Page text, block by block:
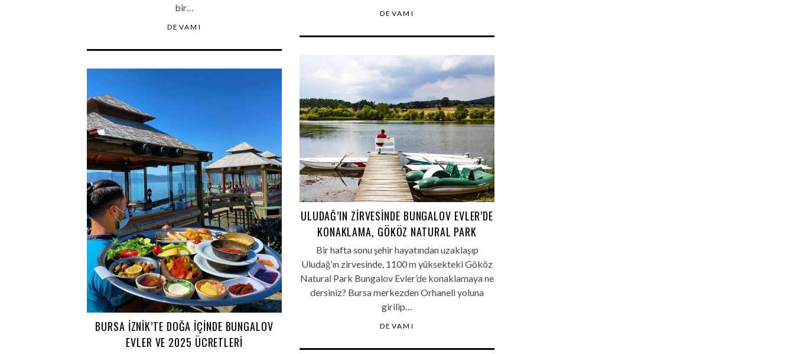
bir…
DEVAMI
DEVAMI
ULUDAĞ’IN ZIRVESINDE BUNGALOV EVLER’DE
KONAKLAMA, GÖKÖZ NATURAL PARK
Bir hafta sonu şehir hayatından uzaklaşıp
Uludağ’ın zirvesinde, 1100 m yüksekteki Gököz
Natural Park Bungalov Evler’de konaklamaya ne
dersiniz? Bursa merkezden Orhaneli yoluna
girilip…
DEVAMI
BURSA İZNIK’TE DOĞA İÇINDE BUNGALOV
EVLER VE 2025 ÜCRETLERI